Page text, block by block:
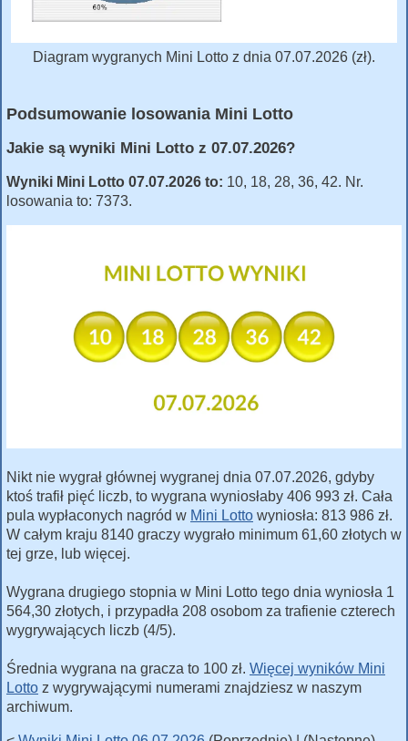
Diagram wygranych Mini Lotto z dnia 07.07.2026 (zł).
Podsumowanie losowania Mini Lotto
Jakie są wyniki Mini Lotto z 07.07.2026?
Wyniki Mini Lotto 07.07.2026 to: 10, 18, 28, 36, 42. Nr.
losowania to: 7373.
Nikt nie wygrał głównej wygranej dnia 07.07.2026, gdyby
ktoś trafił pięć liczb, to wygrana wyniosłaby 406 993 zł. Cała
pula wypłaconych nagród w Mini Lotto wyniosła: 813 986 zł.
W całym kraju 8140 graczy wygrało minimum 61,60 złotych w
tej grze, lub więcej.
Wygrana drugiego stopnia w Mini Lotto tego dnia wyniosła 1
564,30 złotych, i przypadła 208 osobom za trafienie czterech
wygrywających liczb (4/5).
Średnia wygrana na gracza to 100 zł. Więcej wyników Mini
Lotto z wygrywającymi numerami znajdziesz w naszym
archiwum.